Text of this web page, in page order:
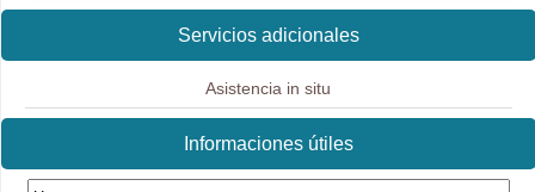
Servicios adicionales
Asistencia in situ
Informaciones útiles